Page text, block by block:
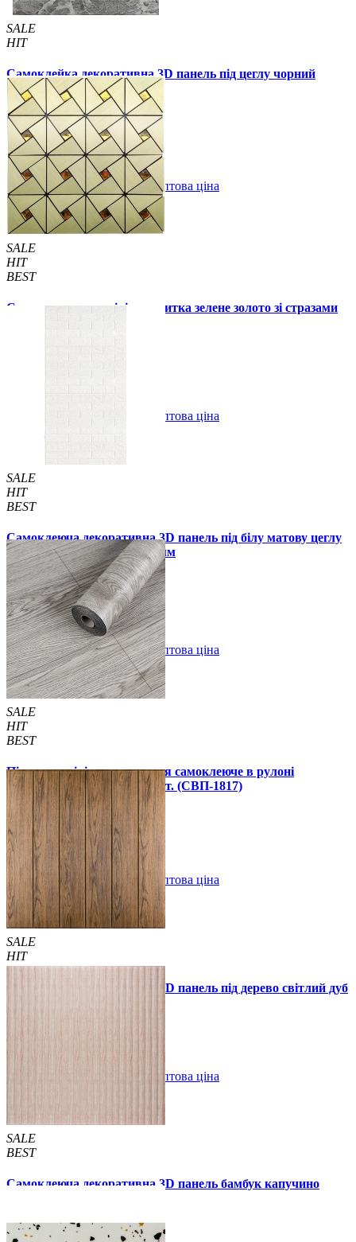
SALE
HIT
Самоклейка декоративна 3D панель під цеглу чорний
мармур 700x770x3мм
59 грн. /шт 160 грн./шт
Купити В закладки Оптова ціна
SALE
HIT
BEST
Самоклеюча алюмінієва плитка зелене золото зі стразами
мозаїка 300х300х3мм (1172)
В закладки Оптова ціна
SALE
HIT
BEST
Самоклеюча декоративна 3D панель під білу матову цеглу
в рулоні 20 м 20000x700x3 мм
1850 грн./шт 2899 грн./шт
Купити В закладки Оптова ціна
SALE
HIT
BEST
Підлогове вінілове покриття самоклеюче в рулоні
3000х600х1,5мм, ціна за 1 шт. (СВП-1817)
990 грн. 1390 грн.
Купити В закладки Оптова ціна
SALE
HIT
Самоклеюча декоративна 3D панель під дерево світлий дуб
Оптова ціна
SALE
BEST
Самоклеюча декоративна 3D панель бамбук капучино
129 грн. /шт 160 грн. /шт